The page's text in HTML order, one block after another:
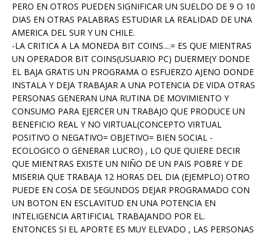
PERO EN OTROS PUEDEN SIGNIFICAR UN SUELDO DE 9 O 10
DIAS EN OTRAS PALABRAS ESTUDIAR LA REALIDAD DE UNA
AMERICA DEL SUR Y UN CHILE.
-LA CRITICA A LA MONEDA BIT COINS....= ES QUE MIENTRAS
UN OPERADOR BIT COINS(USUARIO PC) DUERME(Y DONDE
EL BAJA GRATIS UN PROGRAMA O ESFUERZO AJENO DONDE
INSTALA Y DEJA TRABAJAR A UNA POTENCIA DE VIDA OTRAS
PERSONAS GENERAN UNA RUTINA DE MOVIMIENTO Y
CONSUMO PARA EJERCER UN TRABAJO QUE PRODUCE UN
BENEFICIO REAL Y NO VIRTUAL(CONCEPTO VIRTUAL
POSITIVO O NEGATIVO= OBJETIVO= BIEN SOCIAL -
ECOLOGICO O GENERAR LUCRO) , LO QUE QUIERE DECIR
QUE MIENTRAS EXISTE UN NIÑO DE UN PAIS POBRE Y DE
MISERIA QUE TRABAJA 12 HORAS DEL DIA (EJEMPLO) OTRO
PUEDE EN COSA DE SEGUNDOS DEJAR PROGRAMADO CON
UN BOTON EN ESCLAVITUD EN UNA POTENCIA EN
INTELIGENCIA ARTIFICIAL TRABAJANDO POR EL.
ENTONCES SI EL APORTE ES MUY ELEVADO , LAS PERSONAS